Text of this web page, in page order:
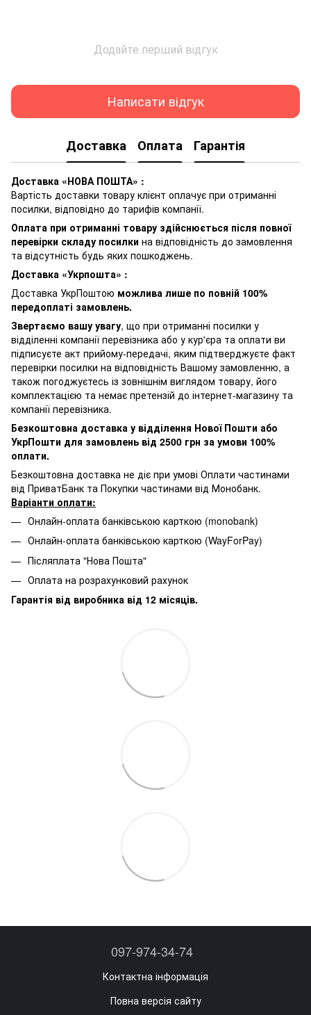
Додайте перший відгук
Написати відгук
Доставка Оплата Гарантія
Доставка «НОВА ПОШТА» :
Вартість доставки товару клієнт оплачує при отриманні
посилки, відповідно до тарифів компанії.
Оплата при отриманні товару здійснюється після повної
перевірки складу посилки на відповідність до замовлення
та відсутність будь яких пошкоджень.
Доставка «Укрпошта» :
Доставка УкрПоштою можлива лише по повній 100%
передоплаті замовлень.
Звертаємо вашу увагу, що при отриманні посилки у
відділенні компанії перевізника або у кур'єра та оплати ви
підписуєте акт прийому-передачі, яким підтверджуєте факт
перевірки посилки на відповідність Вашому замовленню, а
також погоджуєтесь із зовнішнім виглядом товару, його
комплектацією та немає претензій до інтернет-магазину та
компанії перевізника.
Безкоштовна доставка у відділення Нової Пошти або
УкрПошти для замовлень від 2500 грн за умови 100%
оплати.
Безкоштовна доставка не діє при умові Оплати частинами
від ПриватБанк та Покупки частинами від Монобанк.
Варіанти оплати:
Онлайн-оплата банківською карткою (monobank)
Онлайн-оплата банківською карткою (WayForPay)
Післяплата "Нова Пошта"
Оплата на розрахунковий рахунок
Гарантія від виробника від 12 місяців.
097-974-34-74
Контактна інформація
Повна версія сайту